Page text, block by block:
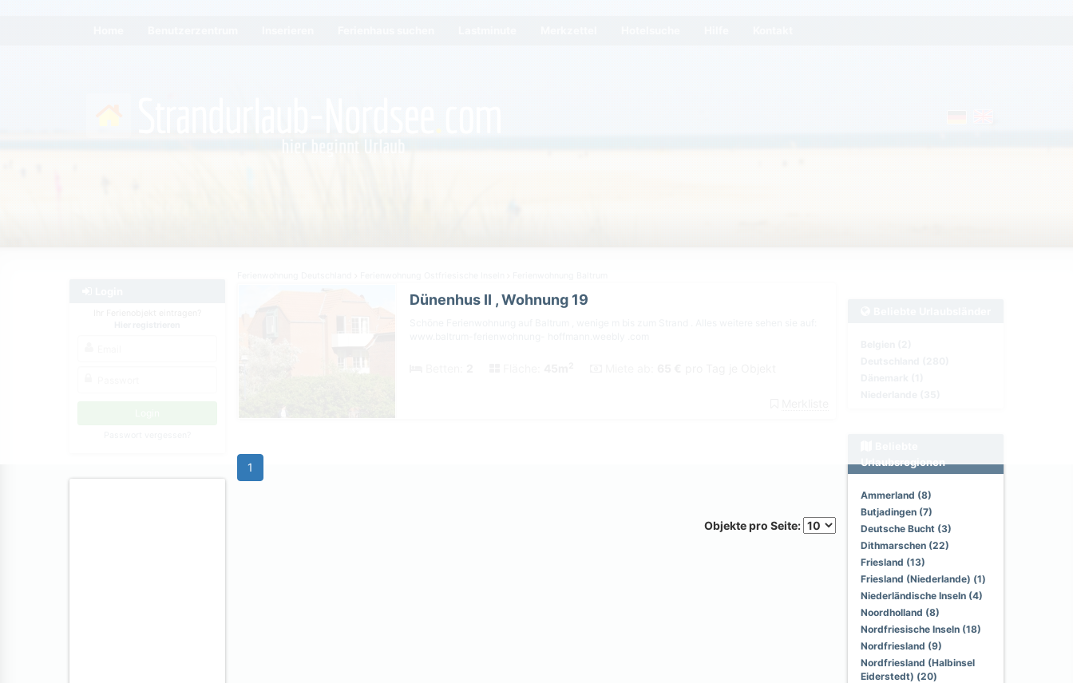
Dünenhus II , Wohnung 19
1
Objekte pro Seite:
Urlaubsregionen
Ammerland (8)
Butjadingen (7)
Deutsche Bucht (3)
Dithmarschen (22)
Friesland (13)
Friesland (Niederlande) (1)
Niederländische Inseln (4)
Noordholland (8)
Nordfriesische Inseln (18)
Nordfriesland (9)
Nordfriesland (Halbinsel
Eiderstedt) (20)